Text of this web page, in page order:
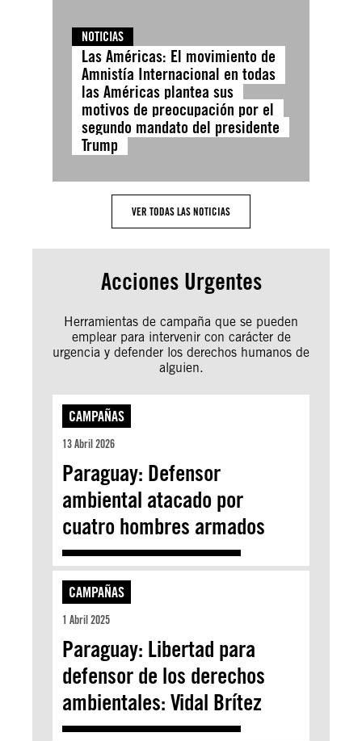
NOTICIAS
Las Américas: El movimiento de
Amnistía Internacional en todas
las Américas plantea sus
motivos de preocupación por el
segundo mandato del presidente
Trump
VER TODAS LAS NOTICIAS
Acciones Urgentes
Herramientas de campaña que se pueden
emplear para intervenir con carácter de
urgencia y defender los derechos humanos de
alguien.
CAMPAÑAS
13 Abril 2026
Paraguay: Defensor
ambiental atacado por
cuatro hombres armados
CAMPAÑAS
1 Abril 2025
Paraguay: Libertad para
defensor de los derechos
ambientales: Vidal Brítez